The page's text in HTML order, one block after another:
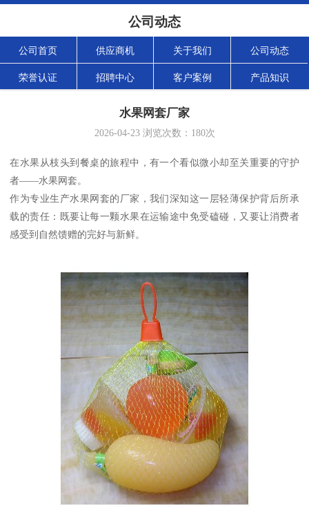
公司动态
公司首页 供应商机 关于我们 公司动态
荣誉认证 招聘中心 客户案例 产品知识
水果网套厂家
2026-04-23浏览次数： 180次
在水果从枝头到餐桌的旅程中，有一个看似微小却至关重要的守护
者——水果网套。
作为专业生产水果网套的厂家，我们深知这一层轻薄保护背后所承
载的责任：既要让每一颗水果在运输途中免受磕碰，又要让消费者
感受到自然馈赠的完好与新鲜。